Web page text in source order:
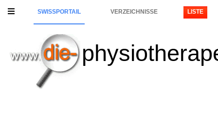
SWISSPORTAIL VERZEICHNISSE LISTE